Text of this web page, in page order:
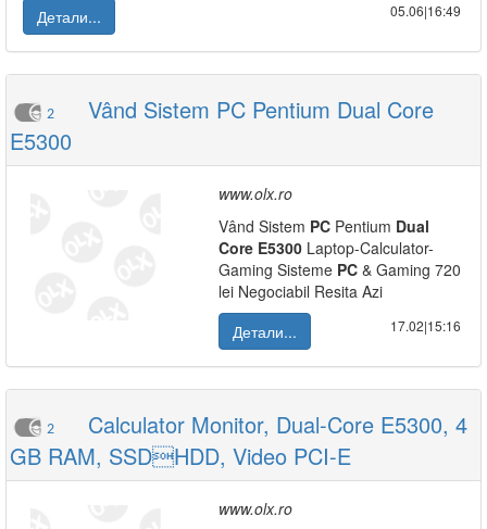
Детали...
05.06|16:49
2
Vând Sistem PC Pentium Dual Core
E5300
www.olx.ro
Vând Sistem PC Pentium Dual
Core E5300 Laptop-Calculator-
Gaming Sisteme PC & Gaming 720
lei Negociabil Resita Azi
Детали...
17.02|15:16
2
Calculator Monitor, Dual-Core E5300, 4
GB RAM, SSDHDD, Video PCI-E
www.olx.ro